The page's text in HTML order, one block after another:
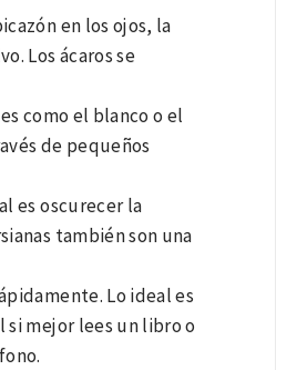
en los ojos, la
Los ácaros se
como el blanco o el
de pequeños
es oscurecer la
también son una
Lo ideal es
si mejor lees un libro o